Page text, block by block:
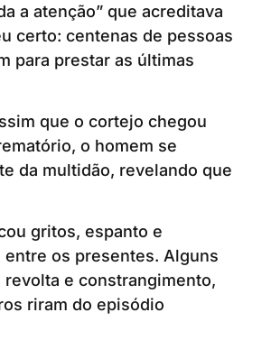
a atenção” que acreditava
certo: centenas de pessoas
para prestar as últimas
que o cortejo chegou
o homem se
da multidão, revelando que
gritos, espanto e
os presentes. Alguns
revolta e constrangimento,
riram do episódio